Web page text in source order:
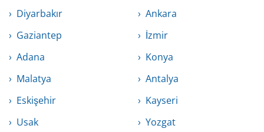
Diyarbakır
Ankara
Gaziantep
İzmir
Adana
Konya
Malatya
Antalya
Eskişehir
Kayseri
Usak
Yozgat